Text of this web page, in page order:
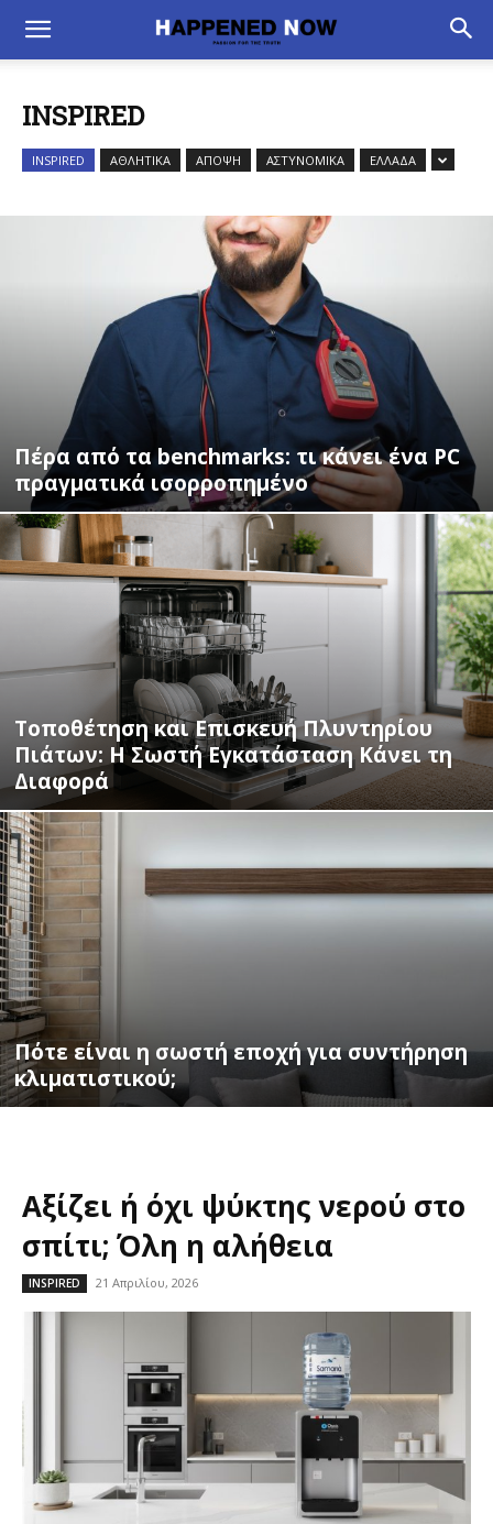
INSPIRED
INSPIRED ΑΘΛΗΤΙΚΑ ΑΠΟΨΗ ΑΣΤΥΝΟΜΙΚΑ ΕΛΛΑΔΑ
Πέρα από τα benchmarks: τι κάνει ένα PC
πραγματικά ισορροπημένο
Τοποθέτηση και Επισκευή Πλυντηρίου
Πιάτων: Η Σωστή Εγκατάσταση Κάνει τη
Διαφορά
Πότε είναι η σωστή εποχή για συντήρηση
κλιματιστικού;
Αξίζει ή όχι ψύκτης νερού στο
σπίτι; Όλη η αλήθεια
INSPIRED 21 Απριλίου, 2026